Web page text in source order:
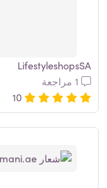
LifestyleshopsSA
10